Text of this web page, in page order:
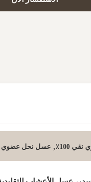
100٪ , عسل نحل